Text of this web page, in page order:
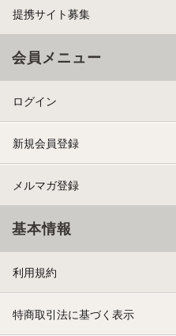
提携サイト募集
会員メニュー
ログイン
新規会員登録
メルマガ登録
基本情報
利用規約
特商取引法に基づく表示